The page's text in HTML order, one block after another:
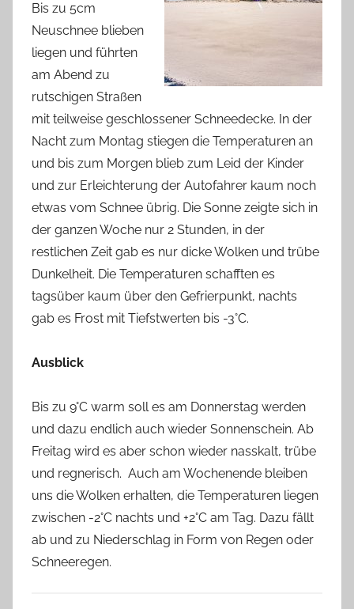
Bis zu 5cm
Neuschnee blieben
liegen und führten
am Abend zu
rutschigen Straßen
mit teilweise geschlossener Schneedecke. In der
Nacht zum Montag stiegen die Temperaturen an
und bis zum Morgen blieb zum Leid der Kinder
und zur Erleichterung der Autofahrer kaum noch
etwas vom Schnee übrig. Die Sonne zeigte sich in
der ganzen Woche nur 2 Stunden, in der
restlichen Zeit gab es nur dicke Wolken und trübe
Dunkelheit. Die Temperaturen schafften es
tagsüber kaum über den Gefrierpunkt, nachts
gab es Frost mit Tiefstwerten bis -3°C.
Ausblick
Bis zu 9°C warm soll es am Donnerstag werden
und dazu endlich auch wieder Sonnenschein. Ab
Freitag wird es aber schon wieder nasskalt, trübe
und regnerisch. Auch am Wochenende bleiben
uns die Wolken erhalten, die Temperaturen liegen
zwischen -2°C nachts und +2°C am Tag. Dazu fällt
ab und zu Niederschlag in Form von Regen oder
Schneeregen.